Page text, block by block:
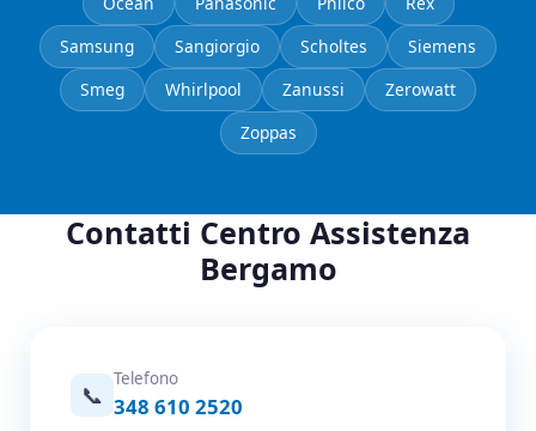
Samsung
Sangiorgio Scholtes
Siemens
Smeg
Whirlpool Zanussi
Zerowatt
Zoppas
Contatti Centro Assistenza
Bergamo
📞
Telefono
348 610 2520